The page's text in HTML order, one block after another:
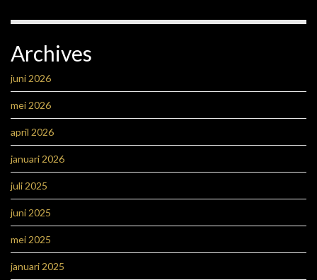
Archives
juni 2026
mei 2026
april 2026
januari 2026
juli 2025
juni 2025
mei 2025
januari 2025